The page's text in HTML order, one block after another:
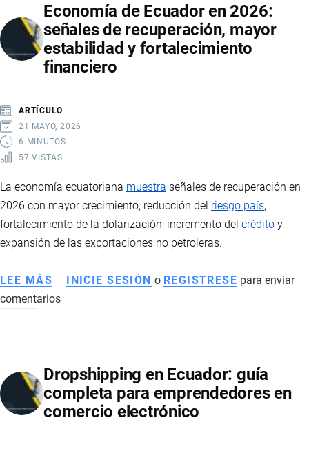
ECUADOR
2026:
VENTAS
RÉCORD,
PRECIOS
Y
PAÍSES
IMPORTACIÓN
Economía de Ecuador en 2026:
señales de recuperación, mayor
estabilidad y fortalecimiento
financiero
ARTÍCULO
21 MAYO, 2026
6 MINUTOS
57 VISTAS
La economía ecuatoriana muestra señales de recuperación en
2026 con mayor crecimiento, reducción del riesgo país,
fortalecimiento de la dolarización, incremento del crédito y
expansión de las exportaciones no petroleras.
LEE MÁS SOBRE
ECONOMÍA
2026:
SEÑALES
DE
INICIE SESIÓN o REGISTRESE para enviar
comentarios
Dropshipping en Ecuador: guía
completa para emprendedores en
comercio electrónico